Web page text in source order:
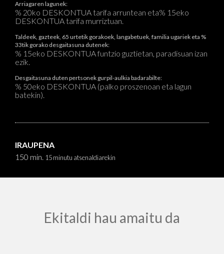
Arriagaren lagunek:
% 20ko DESKONTUA tarifa arruntean eta% 15eko
DESKONTUA tarifa murriztuan.
Taldeek, gazteek, 65 urtetik gorakoek, langabetuek, familia ugariek eta %
33tik gorako desgaitasuna dutenek:
% 15eko DESKONTUA funtzio guztietan, paradisuan izan
ezik.
Desgaitasuna duten pertsonek gurpil-aulkia badarabilte:
% 50eko DESKONTUA (palko proszenoan eta lagun
batekin).
IRAUPENA
150 min. 15 minutu atsenaldiarekin
Ekitaldi hau amaitu da